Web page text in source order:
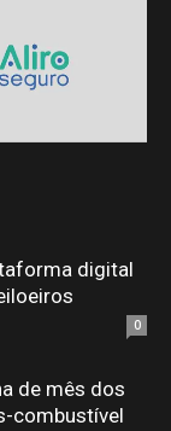
digital
0
de mês dos
combustível